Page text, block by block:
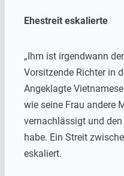
Ehestreit eskalierte
„Ihm ist irgendwann
Vorsitzende Richter in
Angeklagte
wie seine Frau andere
vernachlässigt und
habe. Ein Streit
eskaliert.